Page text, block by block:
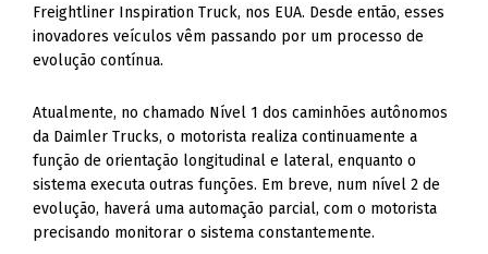
Freightliner Inspiration Truck, nos EUA. Desde então, esses
inovadores veículos vêm passando por um processo de
evolução contínua.
Atualmente, no chamado Nível 1 dos caminhões autônomos
da Daimler Trucks, o motorista realiza continuamente a
função de orientação longitudinal e lateral, enquanto o
sistema executa outras funções. Em breve, num nível 2 de
evolução, haverá uma automação parcial, com o motorista
precisando monitorar o sistema constantemente.